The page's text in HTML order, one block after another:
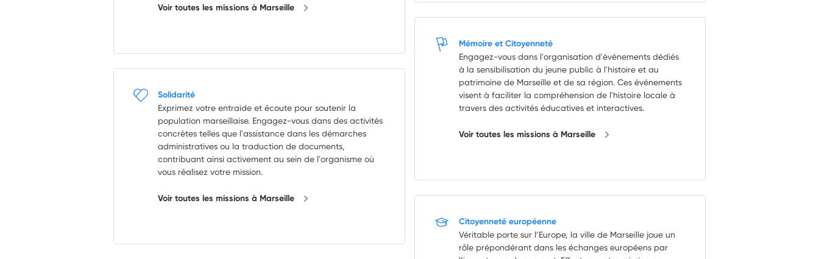
Voir toutes les missions à Marseille
Solidarité
Exprimez votre entraide et écoute pour soutenir la
population marseillaise. Engagez-vous dans des activités
concrètes telles que l'assistance dans les démarches
administratives ou la traduction de documents,
contribuant ainsi activement au sein de l'organisme où
vous réalisez votre mission.
Voir toutes les missions à Marseille
Mémoire et Citoyenneté
Engagez-vous dans l'organisation d'événements dédiés
à la sensibilisation du jeune public à l'histoire et au
patrimoine de Marseille et de sa région. Ces événements
visent à faciliter la compréhension de l'histoire locale à
travers des activités éducatives et interactives.
Voir toutes les missions à Marseille
Citoyenneté européenne
Véritable porte sur l’Europe, la ville de Marseille joue un
rôle prépondérant dans les échanges européens par